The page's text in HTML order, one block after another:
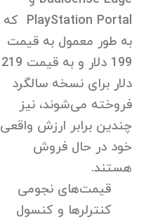
PlayStation Portal که
به طور معمول به قیمت
199 دلار و به قیمت 219
دلار برای نسخه سالگرد
فروخته می‌شوند، نیز
چندین برابر ارزش واقعی
خود در حال فروش
هستند.
قیمت‌های نجومی
کنترلرها و کنسول